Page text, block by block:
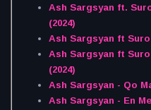
Ash Sargsyan ft.
(2024)
Ash Sargsyan ft Suro
Ash Sargsyan ft
(2024)
Ash Sargsyan - Qo
Ash Sargsyan - En